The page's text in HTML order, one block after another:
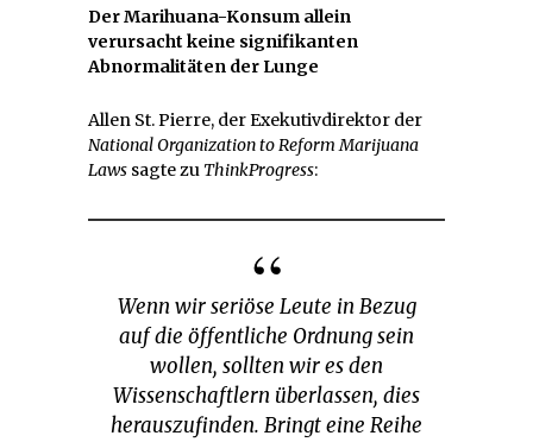
Der Marihuana-Konsum allein
verursacht keine signifikanten
Abnormalitäten der Lunge
Allen St. Pierre, der Exekutivdirektor der
National Organization to Reform Marijuana
Laws sagte zu ThinkProgress:
Wenn wir seriöse Leute in Bezug
auf die öffentliche Ordnung sein
wollen, sollten wir es den
Wissenschaftlern überlassen, dies
herauszufinden. Bringt eine Reihe